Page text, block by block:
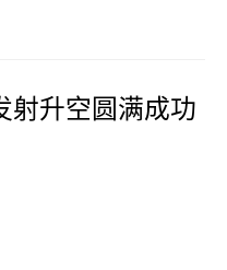
射升空圆满成功